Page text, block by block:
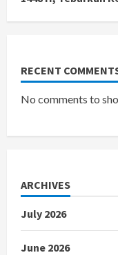
RECENT
No comments to
ARCHIVES
July 2026
June 2026